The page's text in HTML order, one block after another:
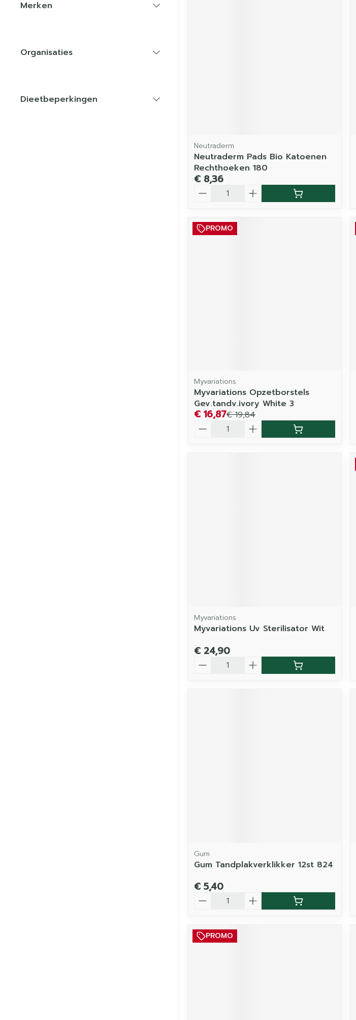
Merken
Organisaties
Dieetbeperkingen
Neutraderm
Neutraderm Pads Bio Katoenen
Rechthoeken 180
€ 8,36
PROMO
Myvariations
Myvariations Opzetborstels
Gev.tandv.ivory White 3
€ 19,84
€ 16,87
Myvariations
Myvariations Uv Sterilisator Wit
€ 24,90
Gum
Gum Tandplakverklikker 12st 824
€ 5,40
PROMO